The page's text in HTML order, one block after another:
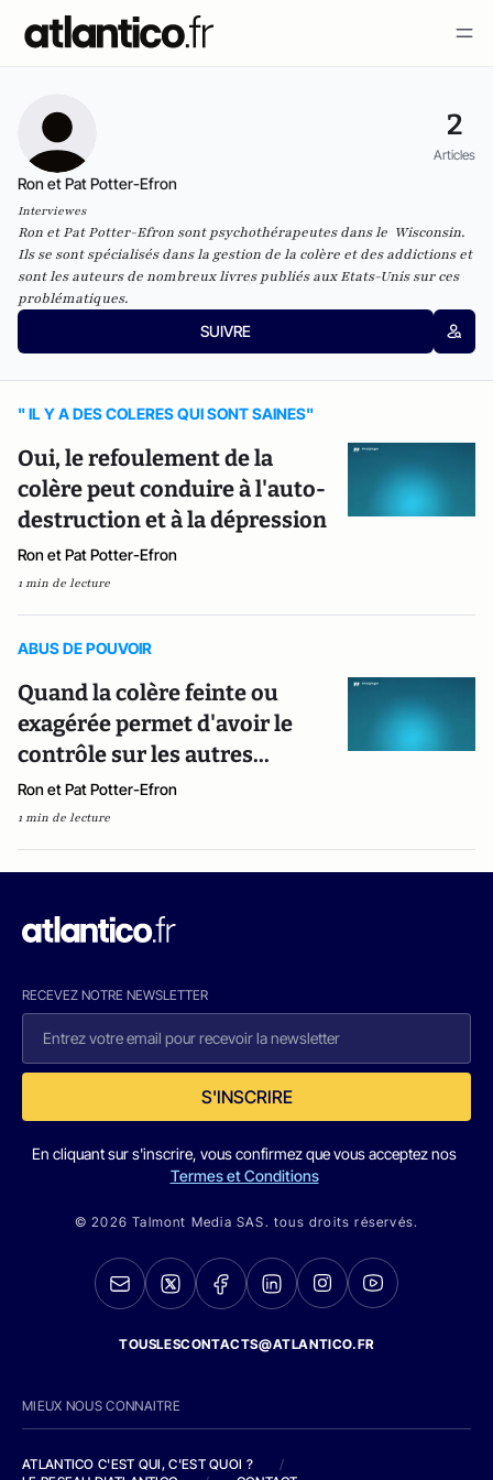
2
Articles
Ron et Pat Potter-Efron
Interviewes
Ron et Pat Potter-Efron sont psychothérapeutes dans le Wisconsin.
Ils se sont spécialisés dans la gestion de la colère et des addictions et
sont les auteurs de nombreux livres publiésaux Etats-Unis sur ces
problématiques.
SUIVRE
" IL Y A DES COLERES QUI SONT SAINES"
Oui, le refoulement de la
colère peut conduire à l'auto-
destruction et à la dépression
Ron et Pat Potter-Efron
1 min de lecture
ABUS DE POUVOIR
Quand la colère feinte ou
exagérée permet d'avoir le
contrôle sur les autres...
Ron et Pat Potter-Efron
1 min de lecture
RECEVEZ NOTRE NEWSLETTER
S'INSCRIRE
En cliquant sur s'inscrire, vous confirmez que vous acceptez nos
Termes et Conditions
© 2026 Talmont Media SAS. tous droits réservés.
TOUSLESCONTACTS@ATLANTICO.FR
MIEUX NOUS CONNAITRE
ATLANTICO C'EST QUI, C'EST QUOI ?
/